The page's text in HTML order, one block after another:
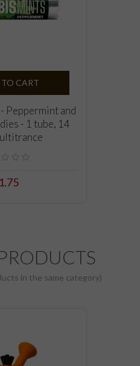
CART
Peppermint and
- 1 tube, 14
in the same category)